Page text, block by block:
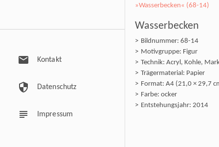
mail Kontakt
security Datenschutz
subject Impressum
Wasserbecken
Bildnummer: 68-14
Motivgruppe: Figur
Technik: Acryl, Kohle,
Trägermaterial: Papier
Format: A4 (21,0 × 29,7
Farbe: ocker
Entstehungsjahr: 2014